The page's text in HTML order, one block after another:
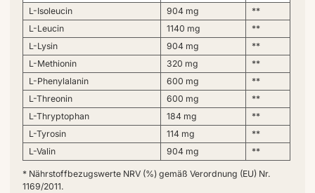
L-Isoleucin 904 mg
**
L-Leucin
1140 mg
**
L-Lysin
904 mg
**
L-Methionin
320 mg
**
L-Phenylalanin
600 mg
**
L-Threonin
600 mg
**
L-Thryptophan
184 mg
**
L-Tyrosin
114 mg
**
L-Valin
904 mg **
* Nährstoffbezugswerte NRV (%) gemäß Verordnung (EU) Nr.
1169/2011.